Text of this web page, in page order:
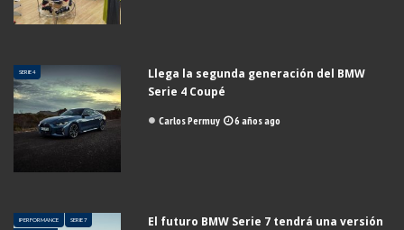
SERIE 4
Llega la segunda generación del BMW
Serie 4 Coupé
Carlos Permuy 6 años ago
IPERFORMANCE SERIE 7
El futuro BMW Serie 7 tendrá una versión